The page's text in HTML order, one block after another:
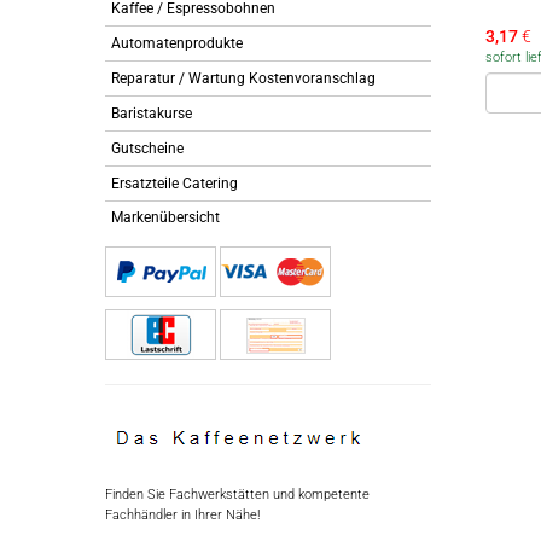
Kaffee / Espressobohnen
Automatenprodukte
Reparatur / Wartung Kostenvoranschlag
Baristakurse
Gutscheine
Ersatzteile Catering
Markenübersicht
Finden Sie Fachwerkstätten und kompetente
Fachhändler in Ihrer Nähe!
3,17€
sofort